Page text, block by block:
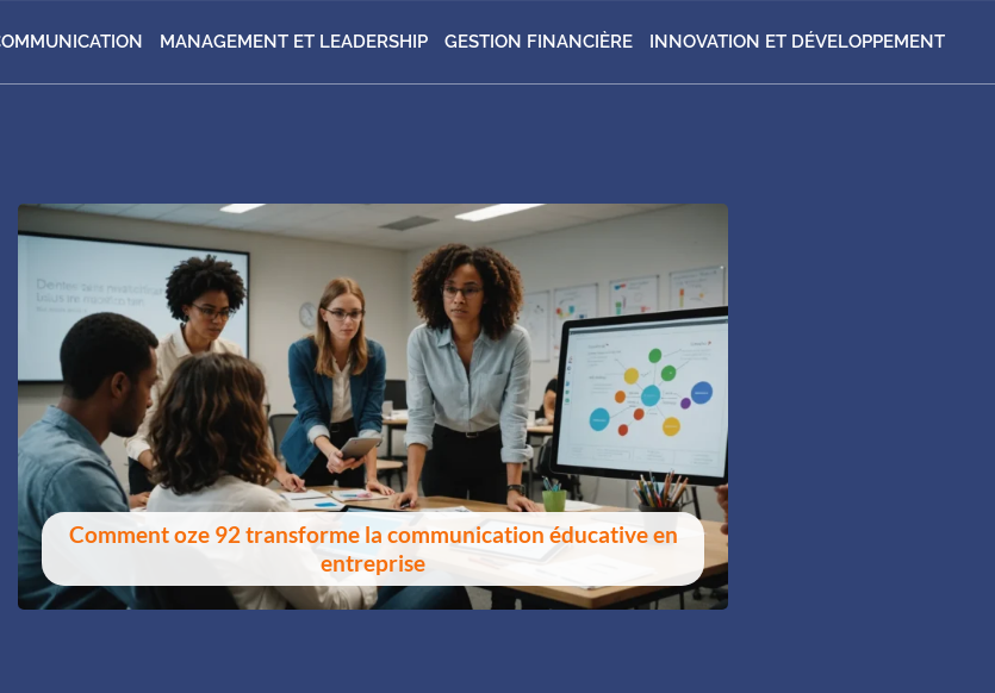
MANAGEMENT ET LEADERSHIP GESTION FINANCIÈRE INNOVATION ET DÉVELOPPEMENT
Comment oze 92 transforme la communication éducative en
entreprise